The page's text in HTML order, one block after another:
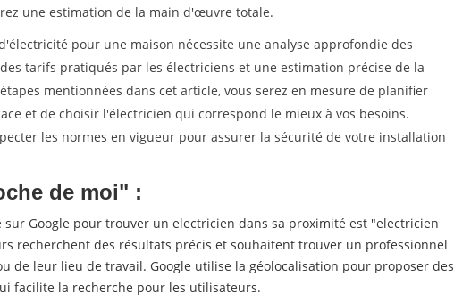
une estimation de la main d'œuvre totale.
pour une maison nécessite une analyse approfondie des
tarifs pratiqués par les électriciens et une estimation précise de la
mentionnées dans cet article, vous serez en mesure de planifier
et de choisir l'électricien qui correspond le mieux à vos besoins.
les normes en vigueur pour assurer la sécurité de votre installation
de moi" :
sur Google pour trouver un electricien dans sa proximité est "electricien
recherchent des résultats précis et souhaitent trouver un professionnel
de leur lieu de travail. Google utilise la géolocalisation pour proposer des
facilite la recherche pour les utilisateurs.